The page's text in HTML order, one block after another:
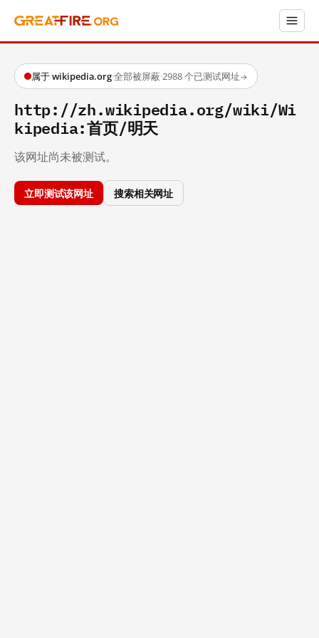
属于 wikipedia.org·全部被屏蔽·2988 个已测试网址→
http://zh.wikipedia.org/wiki/Wi
kipedia:首页/明天
该网址尚未被测试。
立即测试该网址 搜索相关网址